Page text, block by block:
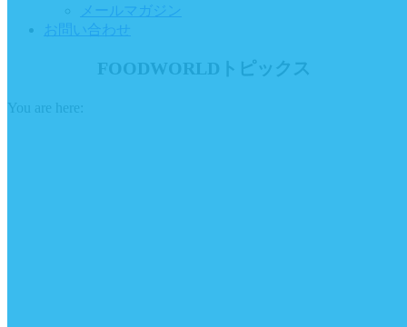
メールマガジン
お問い合わせ
FOODWORLDトピックス
You are here: